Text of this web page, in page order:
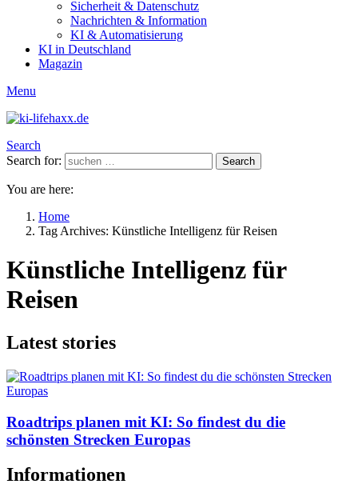
Sicherheit & Datenschutz
Nachrichten & Information
KI & Automatisierung
KI in Deutschland
Magazin
Menu
Search
Search for:
Search
You are here:
Home
Tag Archives: Künstliche Intelligenz für Reisen
Künstliche Intelligenz für
Reisen
Latest stories
Roadtrips planen mit KI: So findest du die
schönsten Strecken Europas
Informationen